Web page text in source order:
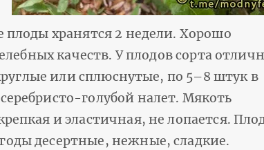
плоды хранятся 2 недели. Хорошо
качеств. У плодов сорта
или сплюснутые, по 5–8 штук в
голубой налет. Мякоть
и эластичная, не лопается.
десертные, нежные, сладкие.